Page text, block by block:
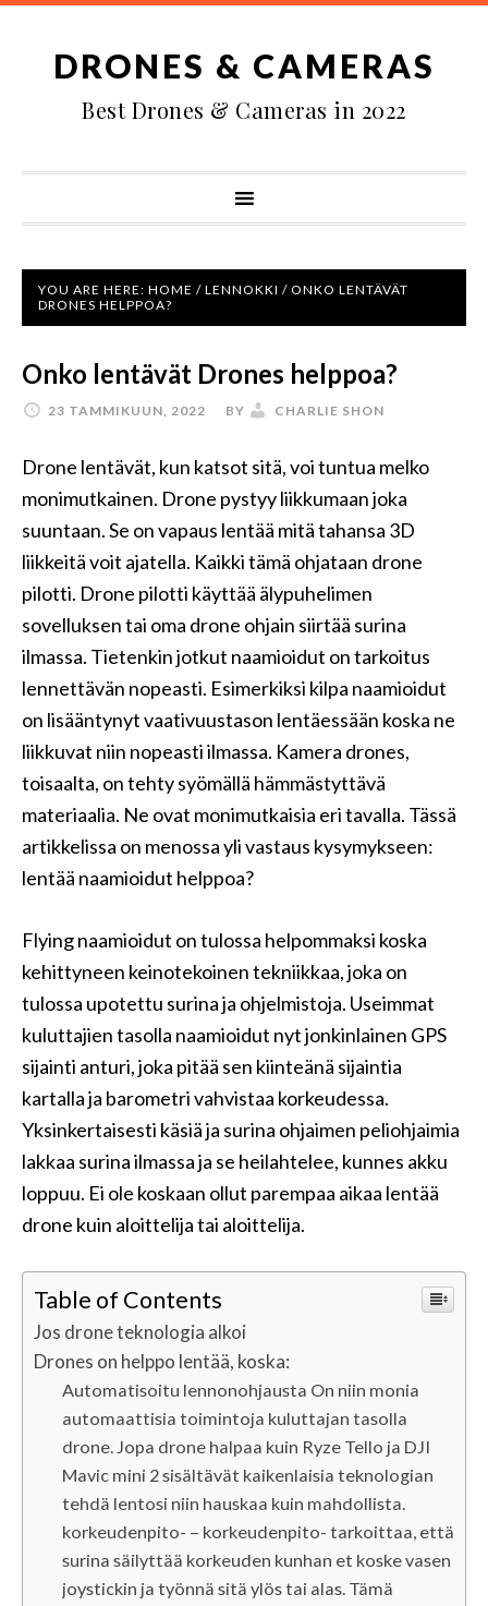
DRONES & CAMERAS
Best Drones & Cameras in 2022
YOU ARE HERE: HOME / LENNOKKI / ONKO LENTÄVÄT
DRONES HELPPOA?
Onko lentävät Drones helppoa?
23 TAMMIKUUN, 2022 BY CHARLIE SHON
Drone lentävät, kun katsot sitä, voi tuntua melko
monimutkainen. Drone pystyy liikkumaan joka
suuntaan. Se on vapaus lentää mitä tahansa 3D
liikkeitä voit ajatella. Kaikki tämä ohjataan drone
pilotti. Drone pilotti käyttää älypuhelimen
sovelluksen tai oma drone ohjain siirtää surina
ilmassa. Tietenkin jotkut naamioidut on tarkoitus
lennettävän nopeasti. Esimerkiksi kilpa naamioidut
on lisääntynyt vaativuustason lentäessään koska ne
liikkuvat niin nopeasti ilmassa. Kamera drones,
toisaalta, on tehty syömällä hämmästyttävä
materiaalia. Ne ovat monimutkaisia ​​eri tavalla. Tässä
artikkelissa on menossa yli vastaus kysymykseen:
lentää naamioidut helppoa?
Flying naamioidut on tulossa helpommaksi koska
kehittyneen keinotekoinen tekniikkaa, joka on
tulossa upotettu surina ja ohjelmistoja. Useimmat
kuluttajien tasolla naamioidut nyt jonkinlainen GPS
sijainti anturi, joka pitää sen kiinteänä sijaintia
kartalla ja barometri vahvistaa korkeudessa.
Yksinkertaisesti käsiä ja surina ohjaimen peliohjaimia
lakkaa surina ilmassa ja se heilahtelee, kunnes akku
loppuu. Ei ole koskaan ollut parempaa aikaa lentää
drone kuin aloittelija tai aloittelija.
Table of Contents
Jos drone teknologia alkoi
Drones on helppo lentää, koska:
Automatisoitu lennonohjausta On niin monia
automaattisia toimintoja kuluttajan tasolla
drone. Jopa drone halpaa kuin Ryze Tello ja DJI
Mavic mini 2 sisältävät kaikenlaisia ​​teknologian
tehdä lentosi niin hauskaa kuin mahdollista.
korkeudenpito- – korkeudenpito- tarkoittaa, että
surina säilyttää korkeuden kunhan et koske vasen
joystickin ja työnnä sitä ylös tai alas. Tämä